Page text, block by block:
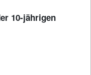
10-jährigen